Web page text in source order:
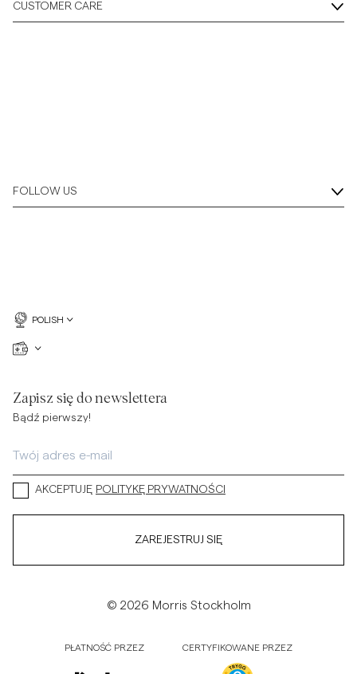
CUSTOMER CARE
FOLLOW US
POLISH
Zapisz się do newslettera
Bądź pierwszy!
AKCEPTUJĘ POLITYKĘ PRYWATNOŚCI
ZAREJESTRUJ SIĘ
© 2026 Morris Stockholm
PŁATNOŚĆ PRZEZ CERTYFIKOWANE PRZEZ